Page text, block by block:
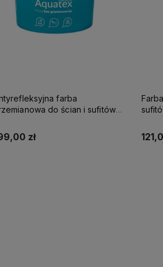
farba
do ścian i sufitów
BAZA A MAT
zł